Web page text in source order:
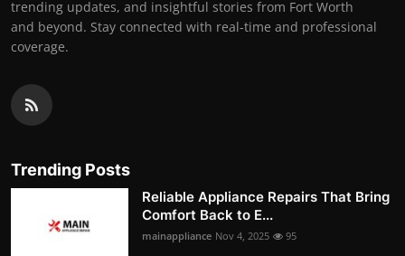
trending updates, and insightful stories from Fort Worth
and beyond. Stay connected with real-time and professional
coverage.
Trending Posts
Reliable Appliance Repairs That Bring
Comfort Back to E...
mainappliance Nov 4, 2025 95